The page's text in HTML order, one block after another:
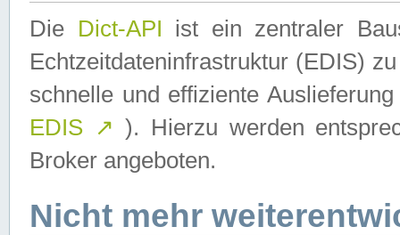
Die Dict-API ist ein zentraler
Echtzeitdateninfrastruktur (EDIS)
schnelle und effiziente
EDIS ↗ ). Hierzu werden
Broker angeboten.
Nicht mehr